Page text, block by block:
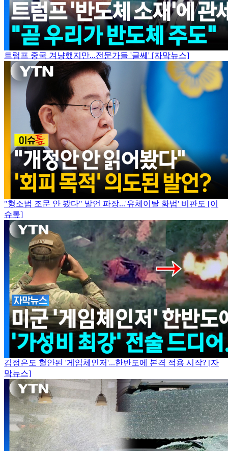
트럼프 중국 겨냥했지만...전문가들 '글쎄' [자막뉴스]
"형소법 조문 안 봤다" 발언 파장...'유체이탈 화법' 비판도 [이
슈톺]
김정은도 혈안된 '게임체인저'...한반도에 본격 적용 시작? [자
막뉴스]